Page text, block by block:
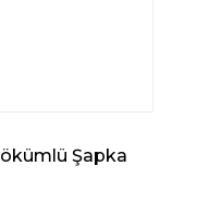
Şapka